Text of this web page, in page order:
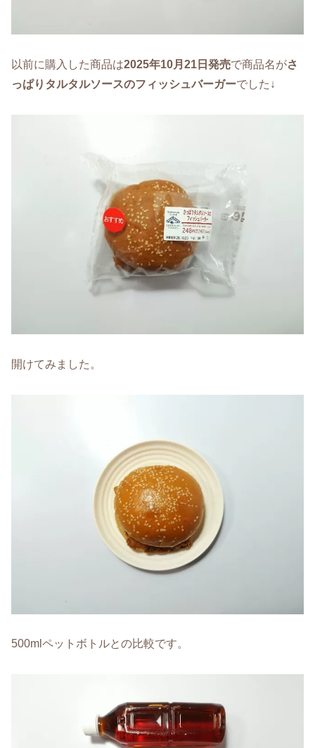
以前に購入した商品は2025年10月21日発売で商品名がさ
っぱりタルタルソースのフィッシュバーガーでした↓
開けてみました。
500mlペットボトルとの比較です。